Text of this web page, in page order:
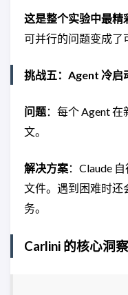
这是整个实验中最精
可并行的问题变成了
挑战五：Agent 冷启
问题：每个 Agent
文。
解决方案：Claude
文件。遇到困难时还
务。
Carlini 的核心洞察